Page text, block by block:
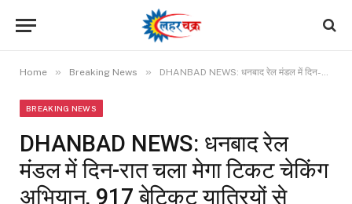
Home » Breaking News » DHANBAD NEWS: धनबाद रेल मंडल में दिन-रात चला मेगा टिकट चेकिंग अभियान, 917 बेटिकट यात्रियों से वसूला 6.60 लाख का जुर्माना
BREAKING NEWS
DHANBAD NEWS: धनबाद रेल
मंडल में दिन-रात चला मेगा टिकट चेकिंग
अभियान, 917 बेटिकट यात्रियों से